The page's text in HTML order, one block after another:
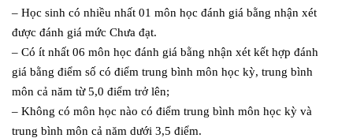
– Học sinh có nhiều nhất 01 môn học đánh giá bằng nhận xét
được đánh giá mức Chưa đạt.
– Có ít nhất 06 môn học đánh giá bằng nhận xét kết hợp đánh
giá bằng điểm số có điểm trung bình môn học kỳ, trung bình
môn cả năm từ 5,0 điểm trở lên;
– Không có môn học nào có điểm trung bình môn học kỳ và
trung bình môn cả năm dưới 3,5 điểm.